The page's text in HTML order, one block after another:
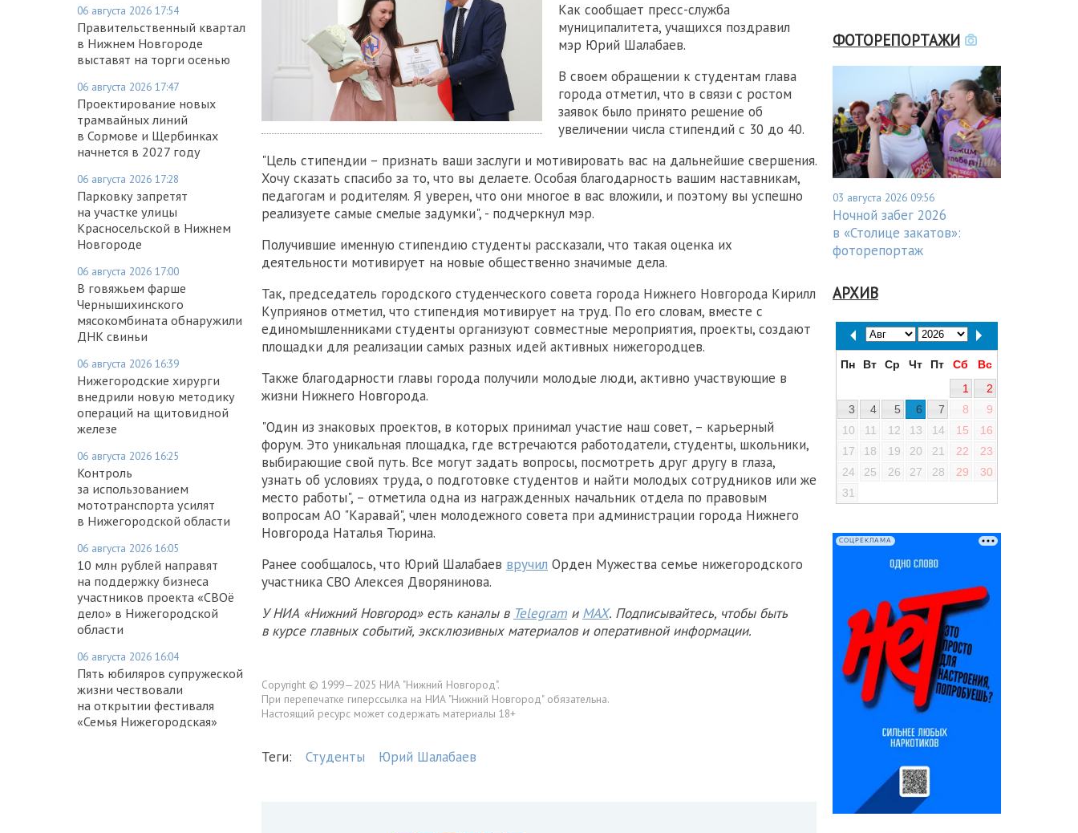
06 августа 2026 17:54
Правительственный квартал
в Нижнем Новгороде
выставят на торги осенью
06 августа 2026 17:47
Проектирование новых
трамвайных линий
в Сормове и Щербинках
начнется в 2027 году
06 августа 2026 17:28
Парковку запретят
на участке улицы
Красносельской в Нижнем
Новгороде
06 августа 2026 17:00
В говяжьем фарше
Чернышихинского
мясокомбината обнаружили
ДНК свиньи
06 августа 2026 16:39
Нижегородские хирурги
внедрили новую методику
операций на щитовидной
железе
06 августа 2026 16:25
Контроль
за использованием
мототранспорта усилят
в Нижегородской области
06 августа 2026 16:05
10 млн рублей направят
на поддержку бизнеса
участников проекта «СВОё
дело» в Нижегородской
области
06 августа 2026 16:04
Пять юбиляров супружеской
жизни чествовали
на открытии фестиваля
«Семья Нижегородская»
Как сообщает пресс-служба
муниципалитета, учащихся поздравил
мэр Юрий Шалабаев.
В своем обращении к студентам глава
города отметил, что в связи с ростом
заявок было принято решение об
увеличении числа стипендий с 30 до 40.
"Цель стипендии – признать ваши заслуги и мотивировать вас на дальнейшие свершения.
Хочу сказать спасибо за то, что вы делаете. Особая благодарность вашим наставникам,
педагогам и родителям. Я уверен, что они многое в вас вложили, и поэтому вы успешно
реализуете самые смелые задумки", - подчеркнул мэр.
Получившие именную стипендию студенты рассказали, что такая оценка их
деятельности мотивирует на новые общественно значимые дела.
Так, председатель городского студенческого совета города Нижнего Новгорода Кирилл
Куприянов отметил, что стипендия мотивирует на труд. По его словам, вместе с
единомышленниками студенты организуют совместные мероприятия, проекты, создают
площадки для реализации самых разных идей активных нижегородцев.
Также благодарности главы города получили молодые люди, активно участвующие в
жизни Нижнего Новгорода.
"Один из знаковых проектов, в которых принимал участие наш совет, – карьерный
форум. Это уникальная площадка, где встречаются работодатели, студенты, школьники,
выбирающие свой путь. Все могут задать вопросы, посмотреть друг другу в глаза,
узнать об условиях труда, о подготовке студентов и найти молодых сотрудников или же
место работы", – отметила одна из награжденных начальник отдела по правовым
вопросам АО "Каравай", член молодежного совета при администрации города Нижнего
Новгорода Наталья Тюрина.
Ранее сообщалось, что Юрий Шалабаев вручил Орден Мужества семье нижегородского
участника СВО Алексея Дворянинова.
У НИА «Нижний Новгород» есть каналы в Telegram и MAX. Подписывайтесь, чтобы быть
в курсе главных событий, эксклюзивных материалов и оперативной информации.
Copyright © 1999—2025 НИА "Нижний Новгород".
При перепечатке гиперссылка на НИА "Нижний Новгород" обязательна.
Настоящий ресурс может содержать материалы 18+
Теги: Студенты Юрий Шалабаев
ФОТОРЕПОРТАЖИ
03 августа 2026 09:56
Ночной забег 2026
в «Столице закатов»:
фоторепортаж
АРХИВ
Пн Вт Ср Чт Пт Сб
Вс
1
2
3
4 5 6 7 8
9
10
11 12 13 14 15
16
17
18 19 20 21 22
23
24
25 26 27 28 29
30
31
СОЦРЕКЛАМА